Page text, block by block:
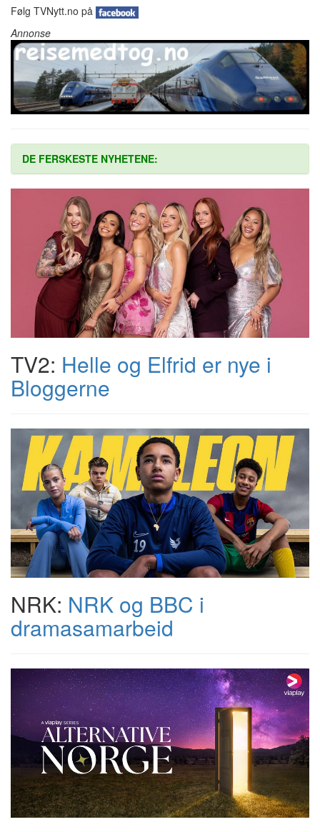
Følg TVNytt.no på
Annonse
DE FERSKESTE NYHETENE:
TV2: Helle og Elfrid er nye i
Bloggerne
NRK: NRK og BBC i
dramasamarbeid